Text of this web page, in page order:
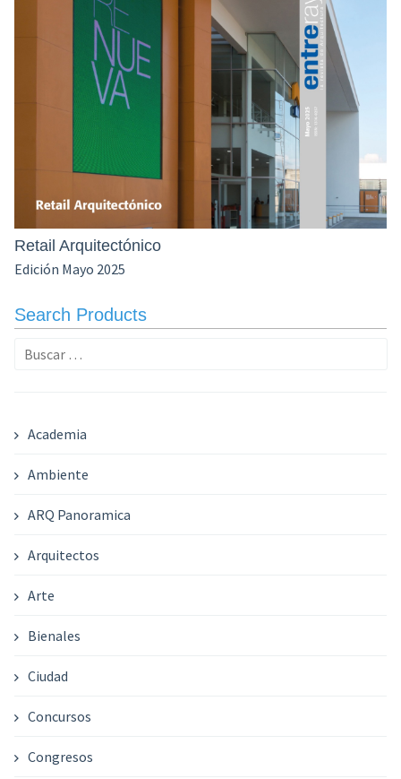
Retail Arquitectónico
Edición Mayo 2025
Search Products
Buscar:
Academia
Ambiente
ARQ Panoramica
Arquitectos
Arte
Bienales
Ciudad
Concursos
Congresos